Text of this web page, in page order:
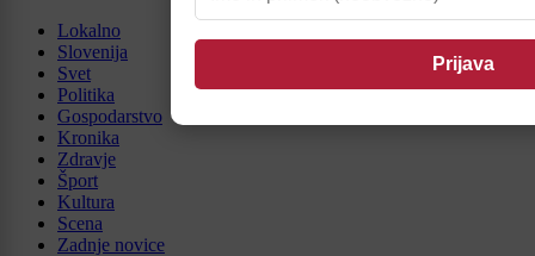
Lokalno
Slovenija
Svet
Politika
Gospodarstvo
Kronika
Zdravje
Šport
Kultura
Scena
Zadnje novice